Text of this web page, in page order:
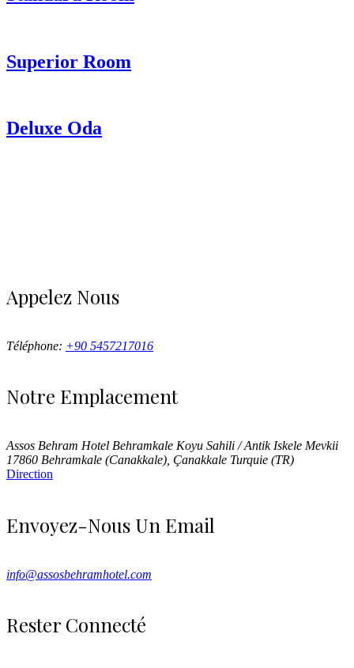
Superior Room
Deluxe Oda
Appelez Nous
Téléphone: +90 5457217016
Notre Emplacement
Assos Behram Hotel Behramkale Koyu Sahili / Antik Iskele Mevkii
17860 Behramkale (Canakkale), Çanakkale Turquie (TR)
Direction
Envoyez-Nous Un Email
info@assosbehramhotel.com
Rester Connecté